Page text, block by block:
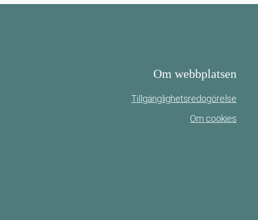
Om webbplatsen
Tillgänglighetsredogörelse
Om cookies